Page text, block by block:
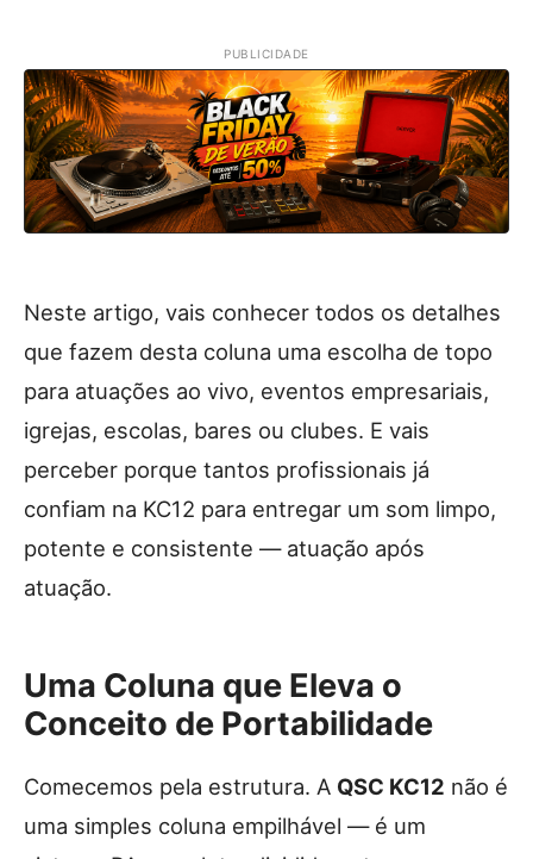
PUBLICIDADE
Neste artigo, vais conhecer todos os detalhes
que fazem desta coluna uma escolha de topo
para atuações ao vivo, eventos empresariais,
igrejas, escolas, bares ou clubes. E vais
perceber porque tantos profissionais já
confiam na KC12 para entregar um som limpo,
potente e consistente — atuação após
atuação.
Uma Coluna que Eleva o
Conceito de Portabilidade
Comecemos pela estrutura. A QSC KC12 não é
uma simples coluna empilhável — é um